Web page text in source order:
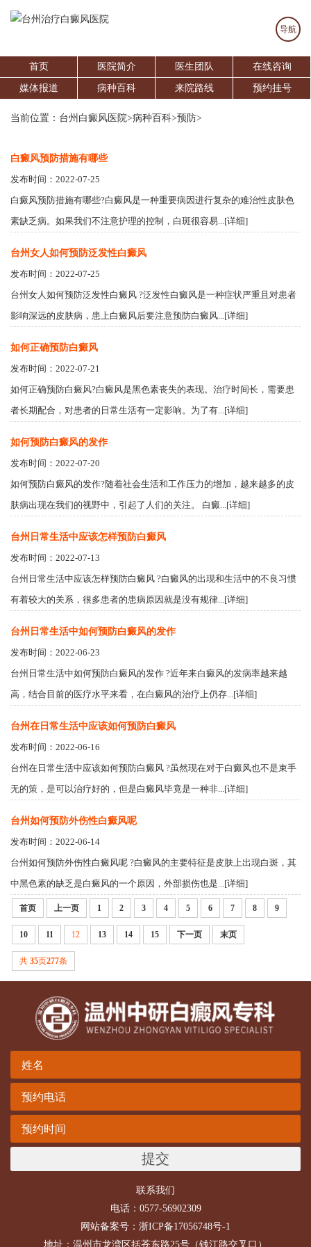
导航
首页 医院简介 医生团队 在线咨询
媒体报道 病种百科 来院路线 预约挂号
当前位置： 台州白癜风医院>病种百科>预防>
白癜风预防措施有哪些
发布时间：2022-07-25
白癜风预防措施有哪些?白癜风是一种重要病因进行复杂的难治性皮肤色
素缺乏病。如果我们不注意护理的控制，白斑很容易...[详细]
台州女人如何预防泛发性白癜风
发布时间：2022-07-25
台州女人如何预防泛发性白癜风 ?泛发性白癜风是一种症状严重且对患者
影响深远的皮肤病，患上白癜风后要注意预防白癜风...[详细]
如何正确预防白癜风
发布时间：2022-07-21
如何正确预防白癜风?白癜风是黑色素丧失的表现。治疗时间长，需要患
者长期配合，对患者的日常生活有一定影响。为了有...[详细]
如何预防白癜风的发作
发布时间：2022-07-20
如何预防白癜风的发作?随着社会生活和工作压力的增加，越来越多的皮
肤病出现在我们的视野中，引起了人们的关注。 白癜...[详细]
台州日常生活中应该怎样预防白癜风
发布时间：2022-07-13
台州日常生活中应该怎样预防白癜风 ?白癜风的出现和生活中的不良习惯
有着较大的关系，很多患者的患病原因就是没有规律...[详细]
台州日常生活中如何预防白癜风的发作
发布时间：2022-06-23
台州日常生活中如何预防白癜风的发作 ?近年来白癜风的发病率越来越
高，结合目前的医疗水平来看，在白癜风的治疗上仍存...[详细]
台州在日常生活中应该如何预防白癜风
发布时间：2022-06-16
台州在日常生活中应该如何预防白癜风 ?虽然现在对于白癜风也不是束手
无的策，是可以治疗好的，但是白癜风毕竟是一种非...[详细]
台州如何预防外伤性白癜风呢
发布时间：2022-06-14
台州如何预防外伤性白癜风呢 ?白癜风的主要特征是皮肤上出现白斑，其
中黑色素的缺乏是白癜风的一个原因，外部损伤也是...[详细]
首页 上一页 1 2 3 4 5 6 7 8 9
10 11 12 13 14 15 下一页 末页
共 35页277条
提交
联系我们
电话：0577-56902309
网站备案号： 浙ICP备17056748号-1
地址：温州市龙湾区括苍东路25号（钱江路交叉口）